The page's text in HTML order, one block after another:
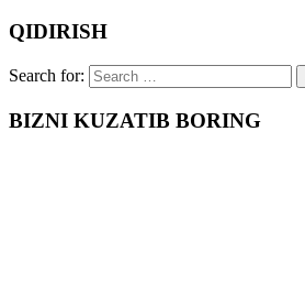
QIDIRISH
Search for:
BIZNI KUZATIB BORING